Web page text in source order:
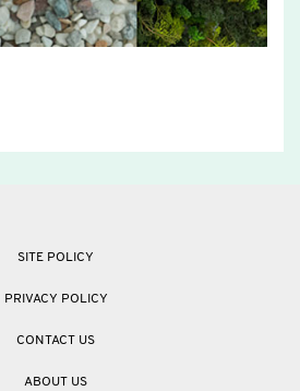
SITE POLICY
PRIVACY POLICY
CONTACT US
ABOUT US